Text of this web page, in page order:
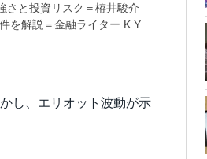
さと投資リスク＝栫井駿介
を解説＝金融ライター K.Y
し、エリオット波動が示